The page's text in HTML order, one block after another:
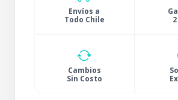
Envíos a
Todo Chile
Cambios
Sin Costo